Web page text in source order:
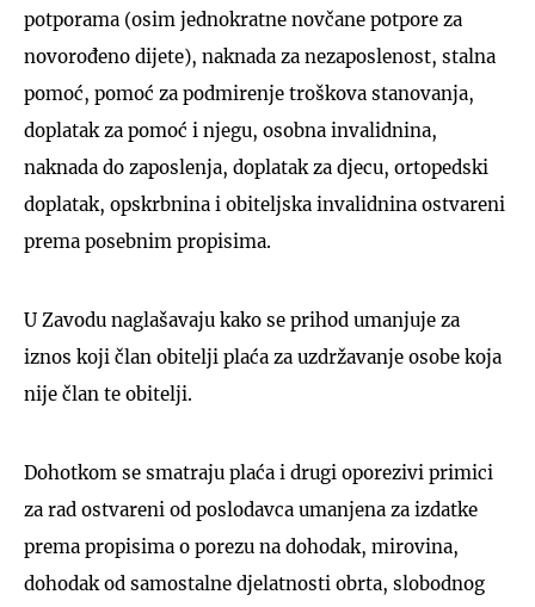
potporama (osim jednokratne novčane potpore za
novorođeno dijete), naknada za nezaposlenost, stalna
pomoć, pomoć za podmirenje troškova stanovanja,
doplatak za pomoć i njegu, osobna invalidnina,
naknada do zaposlenja, doplatak za djecu, ortopedski
doplatak, opskrbnina i obiteljska invalidnina ostvareni
prema posebnim propisima.
U Zavodu naglašavaju kako se prihod umanjuje za
iznos koji član obitelji plaća za uzdržavanje osobe koja
nije član te obitelji.
Dohotkom se smatraju plaća i drugi oporezivi primici
za rad ostvareni od poslodavca umanjena za izdatke
prema propisima o porezu na dohodak, mirovina,
dohodak od samostalne djelatnosti obrta, slobodnog